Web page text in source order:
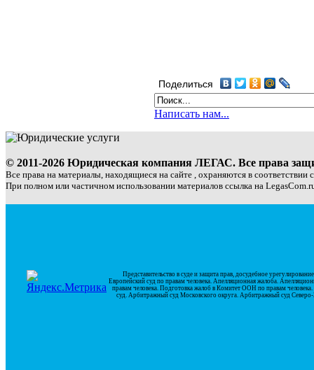
Поделиться
Написать нам...
© 2011-2026 Юридическая компания ЛЕГАС. Все права
Все права на материалы, находящиеся на сайте , охраняются в соответствии
При полном или частичном использовании материалов ссылка на
Представительство в суде и защита прав, досудебное
Европейский суд по правам человека. Апелляционная жалоба.
правам человека. Подготовка жалоб в Комитет ООН по правам
суд. Арбитражный суд Московского округа. Арбитражный суд